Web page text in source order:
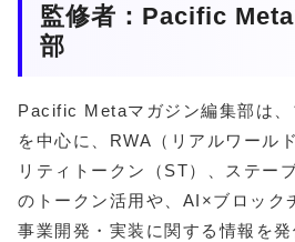
監修者：Pacific
部
Pacific Metaマガジン編集部は、
を中心に、RWA（リアルワール
リティトークン（ST）、ステー
のトークン活用や、AI×ブロック
事業開発・実装に関する情報を